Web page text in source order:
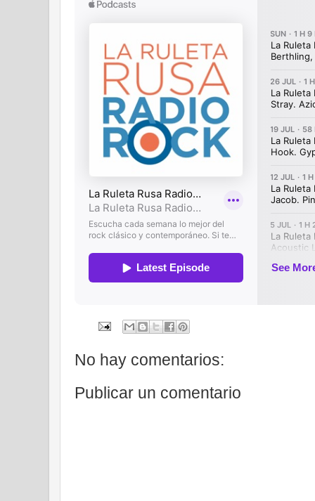
No hay comentarios:
Publicar un comentario